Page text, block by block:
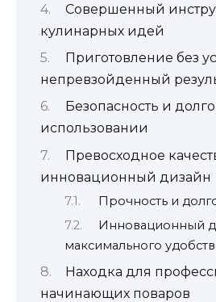
Совершенный
кулинарных идей
Приготовление без
непревзойденный
Безопасность и
использовании
Превосходное
инновационный дизайн
Прочность и
Инновационный
максимального
Находка для
начинающих поваров